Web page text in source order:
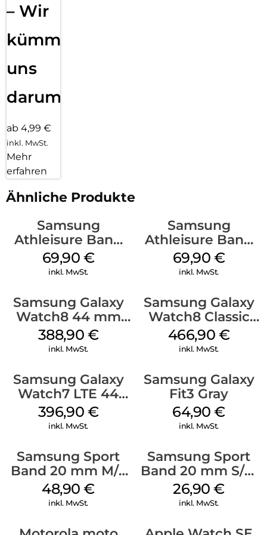
– Wir
kümmern
uns
darum!
ab 4,99 €
inkl. MwSt.
Mehr
erfahren
Ähnliche Produkte
Samsung
Athleisure Band
(S/M) Galaxy
Watch8/Watch8
69,90 €
inkl. MwSt.
Samsung
Athleisure Band
(M/L) Galaxy
Watch8/Watch8
69,90 €
inkl. MwSt.
Samsung Galaxy
Watch8 44 mm
Graphite
388,90 €
inkl. MwSt.
Samsung Galaxy
Watch8 Classic
White
466,90 €
inkl. MwSt.
Samsung Galaxy
Watch7 LTE 44
mm Green
396,90 €
inkl. MwSt.
Samsung Galaxy
Fit3 Gray
64,90€
inkl. MwSt.
Samsung Sport
Band 20 mm M/L
Galaxy Watch
Series Silber
48,90€
inkl. MwSt.
Samsung Sport
Band 20 mm S/M
Galaxy Watch4
Serie Graphite
26,90€
inkl. MwSt.